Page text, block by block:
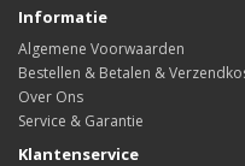
Informatie
Algemene Voorwaarden
Bestellen & Betalen &
Over Ons
Service & Garantie
Klantenservice